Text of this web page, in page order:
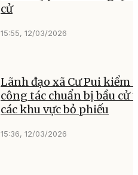
cử
15:55, 12/03/2026
Lãnh đạo xã Cư Pui kiểm
công tác chuẩn bị bầu cử
các khu vực bỏ phiếu
15:36, 12/03/2026